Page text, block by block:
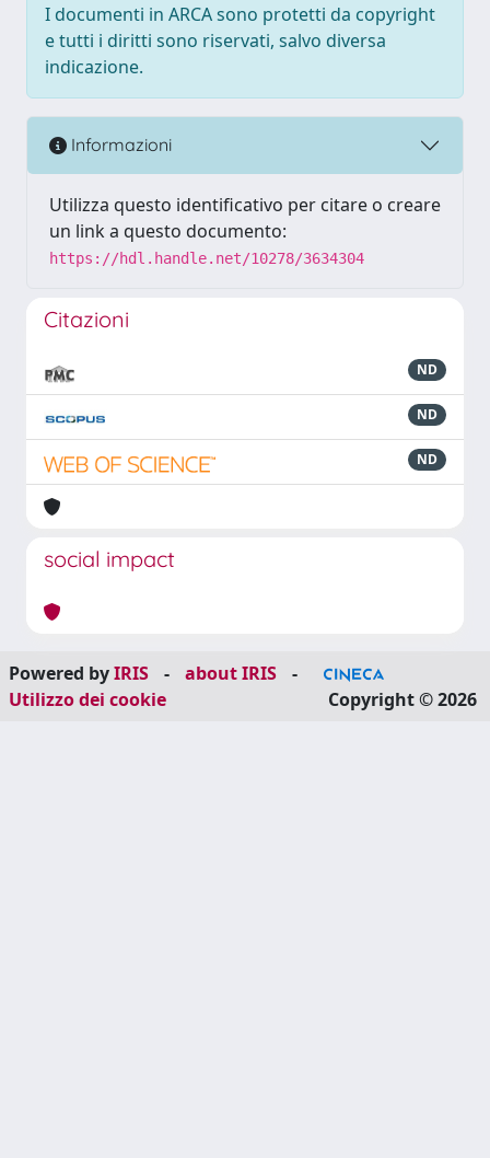
I documenti in ARCA sono protetti da copyright
e tutti i diritti sono riservati, salvo diversa
indicazione.
Informazioni
Utilizza questo identificativo per citare o creare
un link a questo documento:
https://hdl.handle.net/10278/3634304
Citazioni
ND
ND
ND
social impact
Powered byIRIS - about IRIS
-
Utilizzo dei cookie
Copyright © 2026